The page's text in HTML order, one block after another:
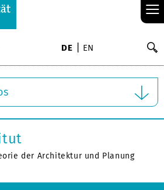
≡
DE EN
der Architektur und Planung